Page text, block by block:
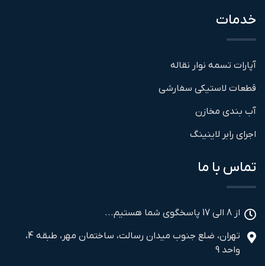
خدمات
آپارات تسمه نوار نقاله
قطعات لاستیکی سفارشی
آب بندی مخازن
اجرای رابر لاینینگ
تماس با ما
از 8 الی 17 پاسخگوی شما هستیم...
تهران، ضلع جنوب میدان رسالت، ساختمان مهر، طبقه 4،
واحد 9